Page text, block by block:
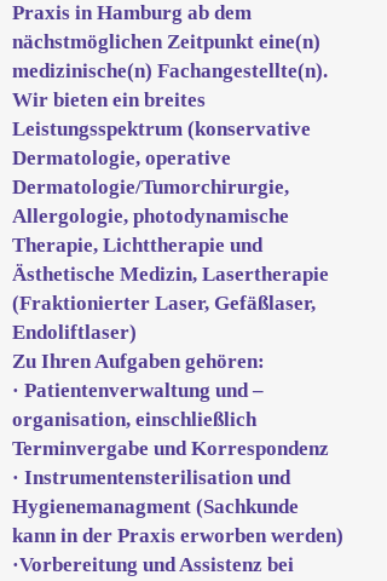
Praxis in Hamburg ab dem
nächstmöglichen Zeitpunkt eine(n)
medizinische(n) Fachangestellte(n).
Wir bieten ein breites
Leistungsspektrum (konservative
Dermatologie, operative
Dermatologie/Tumorchirurgie,
Allergologie, photodynamische
Therapie, Lichttherapie und
Ästhetische Medizin, Lasertherapie
(Fraktionierter Laser, Gefäßlaser,
Endoliftlaser)
Zu Ihren Aufgaben gehören:
· Patientenverwaltung und –
organisation, einschließlich
Terminvergabe und Korrespondenz
· Instrumentensterilisation und
Hygienemanagment (Sachkunde
kann in der Praxis erworben werden)
·Vorbereitung und Assistenz bei